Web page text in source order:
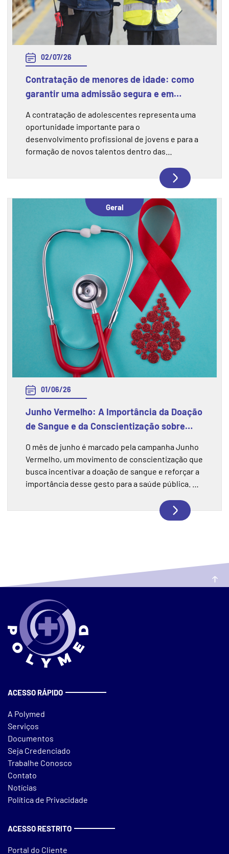
02/07/26
Contratação de menores de idade: como
garantir uma admissão segura e em
A contratação de adolescentes representa uma
oportunidade importante para o
desenvolvimento profissional de jovens e para a
formação de novos talentos dentro das
atenção às normas trabalhistas e às regras de
Saúde e Segurança do Trabalho (SST), garantindo
que a experiência aconteça de forma segura,
responsável e dentro da legislação.
Geral
01/06/26
Junho Vermelho: A Importância da Doação
de Sangue e da Conscientização sobre
O mês de junho é marcado pela campanha Junho
Vermelho, um movimento de conscientização que
busca incentivar a doação de sangue e reforçar a
importância desse gesto para a saúde pública. A
constante de manter os estoques de sangue
abastecidos, especialmente durante períodos do
atendimento de pacientes em hospitais,
emergências, cirurgias e tratamentos contínuos.
ACESSO RÁPIDO
A Polymed
Serviços
Documentos
Seja Credenciado
Trabalhe Conosco
Contato
Notícias
Política de Privacidade
ACESSO RESTRITO
Portal do Cliente